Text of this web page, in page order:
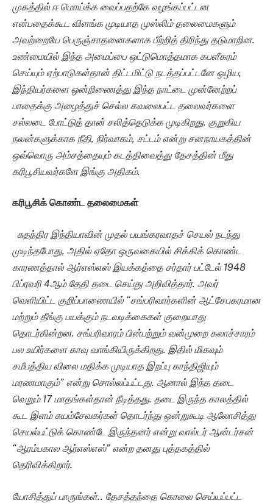
முகத்தில் ஈ மொய்க்க வைப்பதற்கே வழங்கப்பட்டன
என்பதைக்கூட விளங்க முடியாத முஸ்லிம் தலைமைகளும்
அவற்றையே பெருஞ்சாதனைகளாக பீற்றித் திரிந்து தடுமாறின.
உண்மையில் இந்த அமைப்பை ஒட்டுமொத்தமாக கபளீகரம்
செய்யும் ஏற்பாடுகள்தான் திட்டமிட்டு நடத்தப்பட்டனே ஒழிய,
இந்தியர்களை ஒன்றிணைத்து இந்த நாட்டை முன்னேற்றப்
பாதைக்கு அழைத்துச் செல்ல கவலைபட்ட தலைவர்களை
சல்லடை போட்டுத் தான் சலித்தெடுக்க முடிகிறது. குறுகிய
நலன்களுக்காக நீதி, நிர்வாகம், சட்டம் என்று சனநாயகத்தின்
ஒவ்வொரு அம்சத்தையும் கடத்திவைத்து தேசத்தின் மீது
கரிபூசியவர்களே இங்கு அதிகம்.
கரிபூசிக் கொண்ட தலைமைகள்
சுதந்திர இந்தியாவின் முதல் பயங்கரவாதச் செயல் நடந்து
முடிந்தபோது, அதில் ஏதோ ஒருவகையில் சிக்கிக் கொண்ட
காரணத்தால் ஆர்எஸ்எஸ் இயக்கத்தை சர்தார் பட்டேல் 1948
பிப்ரவரி 4ஆம் தேதி தடை செய்து அறிவித்தார். அவர்
வெளியிட்ட குறிப்பாணையில் “சங்பரிவார்களின் ஆட்சேபகரமான
மற்றும் தீங்கு பயக்கும் நடவடிக்கைகள் குறையாது
தொடர்கின்றன. சங்பரிவாரம் பின்பற்றும் வன்முறை கலாச்சாரம்
பல உயிர்களை காவு வாங்கியிருக்கிறது. இதில் மிகவும்
சமீபத்திய விலை மதிக்க முடியாத இறப்பு காந்திஜியும்
மரணமாகும்” என்று சொல்லப்பட்டது. ஆனால் இந்த தடை
வெறும் 17 மாதங்கள்தான் நீடித்தது. தடை இருந்த காலத்தில்
கூட இளம் சுயம்சேவகர்கள் தொடர்ந்து ஒன்றுகூடி ஆலோசித்து
செயல்பட்டுக் கொண்டே இருந்தனர் என்று வால்டர் ஆன்டர்சன்
“ஆரம்பகால ஆர்எஸ்எஸ்” என்ற தனது புத்தகத்தில்
தெரிவிக்கிறார்.
யோசித்துப் பாருங்கள்.. தேசத்தந்தை கொலை செய்யப்பட்ட